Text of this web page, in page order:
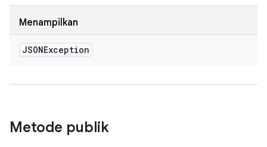
Menampilkan
JSONException
Metode publik